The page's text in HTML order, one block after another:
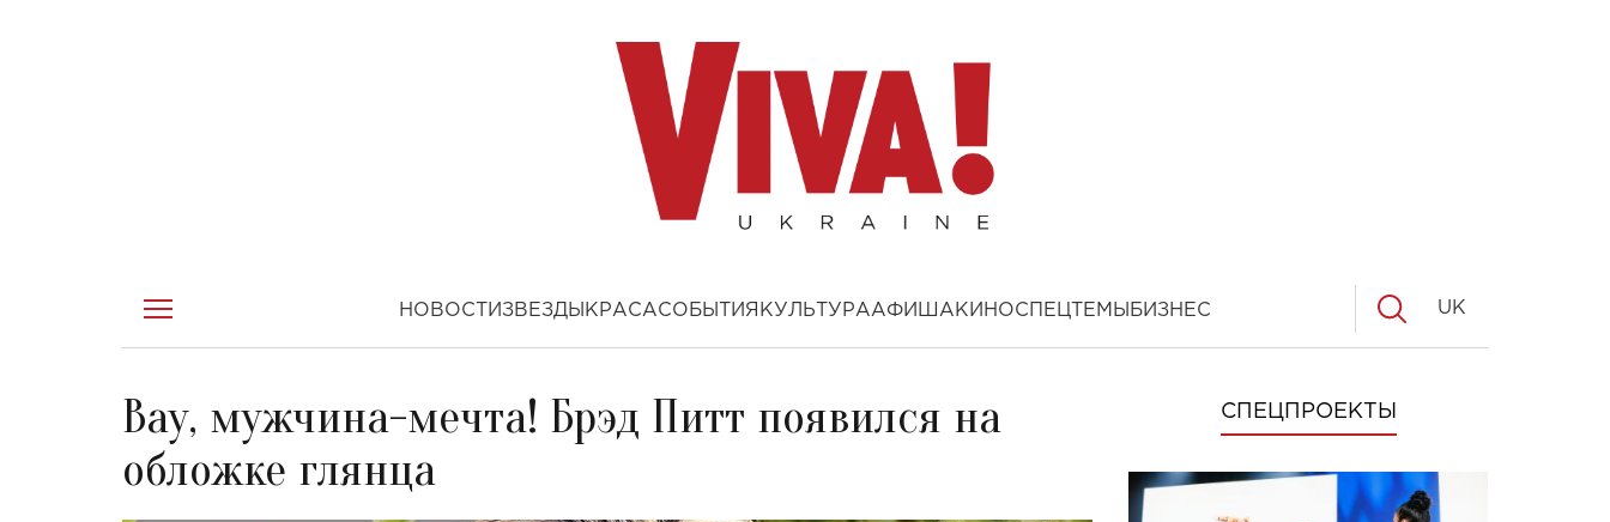
НОВОСТИ ЗВЕЗДЫ КРАСАСОБЫТИЯ КУЛЬТУРААФИША КИНОСПЕЦТЕМЫ БИЗНЕС UK
Вау, мужчина-мечта! Брэд Питт появился на
обложке глянца
СПЕЦПРОЕКТЫ